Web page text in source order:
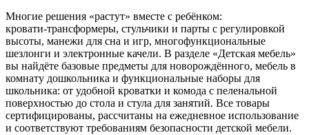
Многие решения «растут» вместе с ребёнком:
кровати‑трансформеры, стульчики и парты с регулировкой
высоты, манежи для сна и игр, многофункциональные
шезлонги и электронные качели. В разделе «Детская мебель»
вы найдёте базовые предметы для новорождённого, мебель в
комнату дошкольника и функциональные наборы для
школьника: от удобной кроватки и комода с пеленальной
поверхностью до стола и стула для занятий. Все товары
сертифицированы, рассчитаны на ежедневное использование
и соответствуют требованиям безопасности детской мебели.